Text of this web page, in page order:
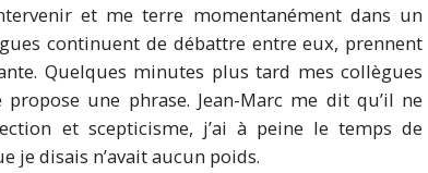
et me terre momentanément dans un
continuent de débattre entre eux, prennent
Quelques minutes plus tard mes collègues
une phrase. Jean-Marc me dit qu’il ne
et scepticisme, j’ai à peine le temps de
je disais n’avait aucun poids.